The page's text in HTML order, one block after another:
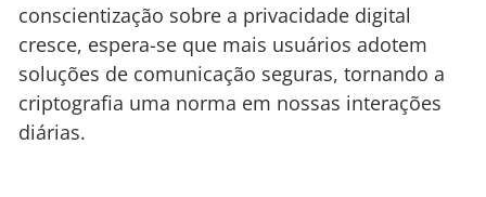
conscientização sobre a privacidade digital
cresce, espera-se que mais usuários adotem
soluções de comunicação seguras, tornando a
criptografia uma norma em nossas interações
diárias.